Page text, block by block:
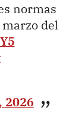
normas
del
2026